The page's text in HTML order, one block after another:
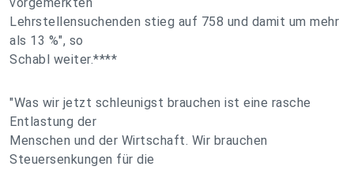
Lehrstellensuchenden stieg auf 758 und damit um mehr
als 13 %", so
Schabl weiter.****
"Was wir jetzt schleunigst brauchen ist eine rasche
Entlastung der
Menschen und der Wirtschaft. Wir brauchen
Steuersenkungen für die